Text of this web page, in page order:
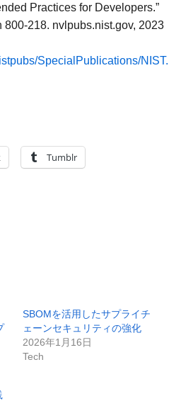
Practices for Developers.”
218. nvlpubs.nist.gov, 2023
SpecialPublications/NIST.
Tumblr
SBOMを活用したサプライチ
ェーンセキュリティの強化
2026年1月16日
Tech